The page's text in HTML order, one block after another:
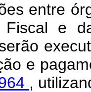
entre
Fiscal e
e
,